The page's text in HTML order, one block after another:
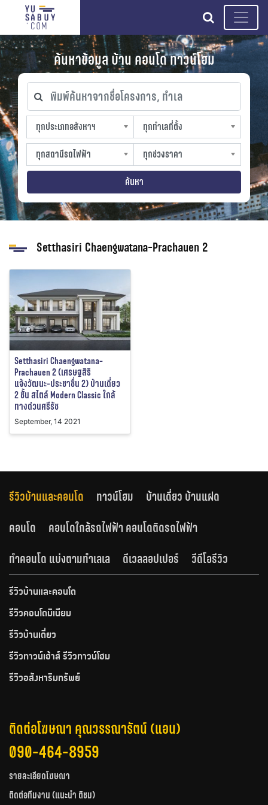
search
ค้นหาข้อมูล บ้าน คอนโด ทาวน์โฮม
พิมพ์ค้นหาจากชื่อโครงการ, ทำเล
ทุกประเภทอสังหาฯ
ทุกประเภทอสังหาฯ
sproperty
ทุกทำเลที่ตั้ง
ทุกทำเลที่ตั้ง
slocation
ทุกสถานีรถไฟฟ้า
ทุกสถานีรถไฟฟ้า
strain-station
ทุกช่วงราคา
ทุกช่วงราคา
sprice
ค้นหา
Setthasiri Chaengwatana-Prachauen 2
Setthasiri Chaengwatana-
Prachauen 2 (เศรษฐสิริ
แจ้งวัฒนะ-ประชาชื่น 2) บ้านเดี่ยว
2 ชั้น สไตล์ Modern Classic ใกล้
ทางด่วนศรีรัช
September, 14 2021
รีวิวบ้านและคอนโด ทาวน์โฮม
บ้านเดี่ยว บ้านแฝด
คอนโด
คอนโดใกล้รถไฟฟ้า คอนโดติดรถไฟฟ้า
ทำคอนโด แบ่งตามทำเลเล
ดีเวลลอปเปอร์ วีดีโอรีวิว
รีวิวบ้านและคอนโด
รีวิวคอนโดมิเนียม
รีวิวบ้านเดี่ยว
รีวิวทาวน์เฮ้าส์ รีวิวทาวน์โฮม
รีวิวอสังหาริมทรัพย์
ติดต่อโฆษณา คุณวรรณารัตน์ (แอน)
090-464-8959
รายละเอียดโฆษณา
ติดต่อทีมงาน (แนะนำ ติชม)